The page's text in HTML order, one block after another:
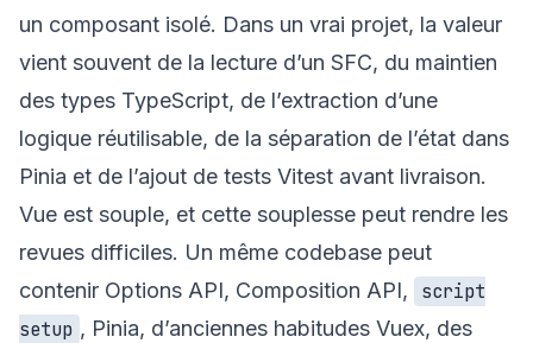
un composant isolé. Dans un vrai projet, la valeur
vient souvent de la lecture d’un SFC, du maintien
des types TypeScript, de l’extraction d’une
logique réutilisable, de la séparation de l’état dans
Pinia et de l’ajout de tests Vitest avant livraison.
Vue est souple, et cette souplesse peut rendre les
revues difficiles. Un même codebase peut
contenir Options API, Composition API,
script
setup , Pinia, d’anciennes habitudes Vuex, des